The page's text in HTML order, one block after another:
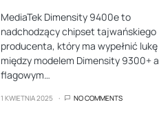
MediaTek Dimensity 9400e to
nadchodzący chipset tajwańskiego
producenta, który ma wypełnić lukę
między modelem Dimensity 9300+ a
flagowym…
1 KWIETNIA 2025 NO COMMENTS